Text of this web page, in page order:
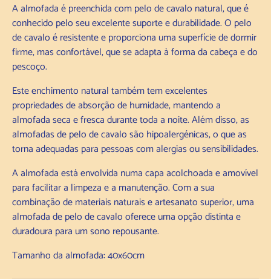
A almofada é preenchida com pelo de cavalo natural, que é
conhecido pelo seu excelente suporte e durabilidade. O pelo
de cavalo é resistente e proporciona uma superfície de dormir
firme, mas confortável, que se adapta à forma da cabeça e do
pescoço.
Este enchimento natural também tem excelentes
propriedades de absorção de humidade, mantendo a
almofada seca e fresca durante toda a noite. Além disso, as
almofadas de pelo de cavalo são hipoalergénicas, o que as
torna adequadas para pessoas com alergias ou sensibilidades.
A almofada está envolvida numa capa acolchoada e amovível
para facilitar a limpeza e a manutenção. Com a sua
combinação de materiais naturais e artesanato superior, uma
almofada de pelo de cavalo oferece uma opção distinta e
duradoura para um sono repousante.
Tamanho da almofada: 40x60cm